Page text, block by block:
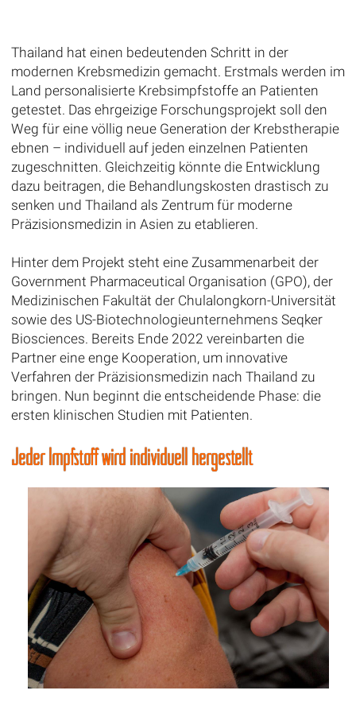
Thailand hat einen bedeutenden Schritt in der
modernen Krebsmedizin gemacht. Erstmals werden im
Land personalisierte Krebsimpfstoffe an Patienten
getestet. Das ehrgeizige Forschungsprojekt soll den
Weg für eine völlig neue Generation der Krebstherapie
ebnen – individuell auf jeden einzelnen Patienten
zugeschnitten. Gleichzeitig könnte die Entwicklung
dazu beitragen, die Behandlungskosten drastisch zu
senken und Thailand als Zentrum für moderne
Präzisionsmedizin in Asien zu etablieren.
Hinter dem Projekt steht eine Zusammenarbeit der
Government Pharmaceutical Organisation (GPO), der
Medizinischen Fakultät der Chulalongkorn-Universität
sowie des US-Biotechnologieunternehmens Seqker
Biosciences. Bereits Ende 2022 vereinbarten die
Partner eine enge Kooperation, um innovative
Verfahren der Präzisionsmedizin nach Thailand zu
bringen. Nun beginnt die entscheidende Phase: die
ersten klinischen Studien mit Patienten.
Jeder Impfstoff wird individuell hergestellt